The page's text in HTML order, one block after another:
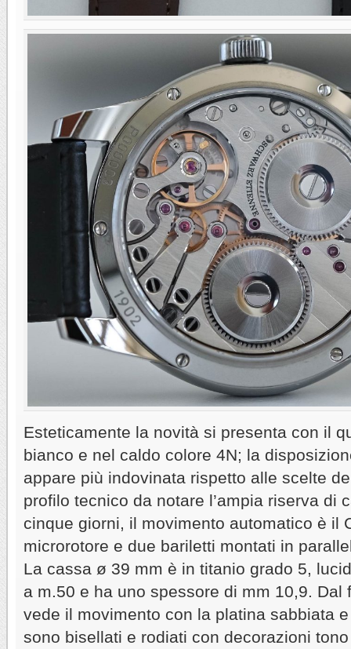
Esteticamente la novità si presenta con il
bianco e nel caldo colore 4N; la
appare più indovinata rispetto alle scelte
profilo tecnico da notare l’ampia riserva di
cinque giorni, il movimento automatico è il
microrotore e due bariletti montati in
La cassa ø 39 mm è in titanio grado 5,
a m.50 e ha uno spessore di mm 10,9. Dal
vede il movimento con la platina sabbiata
sono bisellati e rodiati con decorazioni